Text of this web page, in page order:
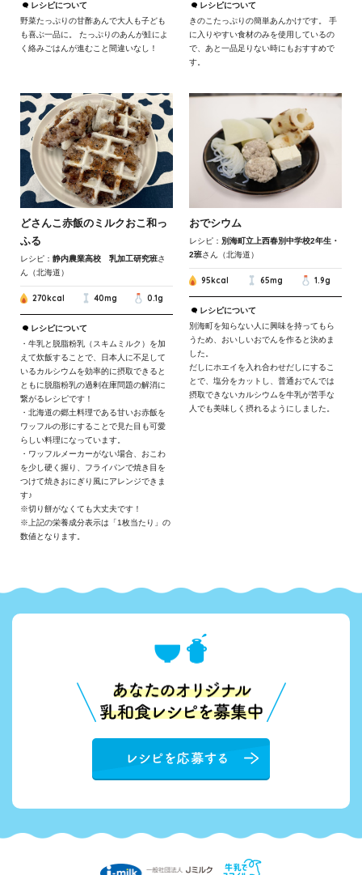
レシピについて
野菜たっぷりの甘酢あんで大人も子ども
も喜ぶ一品に。 たっぷりのあんが鮭によ
く絡みごはんが進むこと間違いなし！
レシピについて
きのこたっぷりの簡単あんかけです。 手
に入りやすい食材のみを使用しているの
で、あと一品足りない時にもおすすめで
す。
どさんこ赤飯のミルクおこ和っ
ふる
レシピ：静内農業高校 乳加工研究班さ
ん（北海道）
270kcal 40mg 0.1g
レシピについて
・牛乳と脱脂粉乳（スキムミルク）を加
えて炊飯することで、日本人に不足して
いるカルシウムを効率的に摂取できると
ともに脱脂粉乳の過剰在庫問題の解消に
繋がるレシピです！
・北海道の郷土料理である甘いお赤飯を
ワッフルの形にすることで見た目も可愛
らしい料理になっています。
・ワッフルメーカーがない場合、おこわ
を少し硬く握り、フライパンで焼き目を
つけて焼きおにぎり風にアレンジできま
す♪
※切り餅がなくても大丈夫です！
※上記の栄養成分表示は「1枚当たり」の
数値となります。
おでシウム
レシピ： 別海町立上西春別中学校2年生・
2班さん（北海道）
95kcal 65mg 1.9g
レシピについて
別海町を知らない人に興味を持ってもら
うため、おいしいおでんを作ると決めま
した。
だしにホエイを入れ合わせだしにするこ
とで、塩分をカットし、普通おでんでは
摂取できないカルシウムを牛乳が苦手な
人でも美味しく摂れるようにしました。